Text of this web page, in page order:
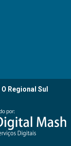
O Regional Sul